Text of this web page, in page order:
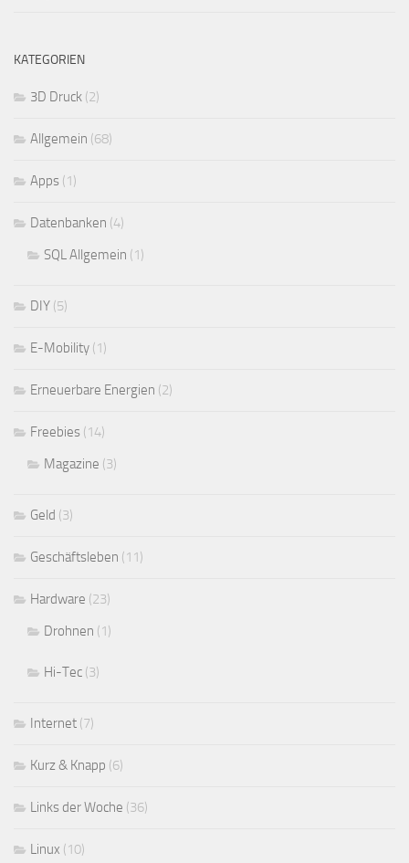
KATEGORIEN
3D Druck (2)
Allgemein (68)
Apps (1)
Datenbanken (4)
SQL Allgemein (1)
DIY (5)
E-Mobility (1)
Erneuerbare Energien (2)
Freebies (14)
Magazine (3)
Geld (3)
Geschäftsleben (11)
Hardware (23)
Drohnen (1)
Hi-Tec (3)
Internet (7)
Kurz & Knapp (6)
Links der Woche (36)
Linux (10)